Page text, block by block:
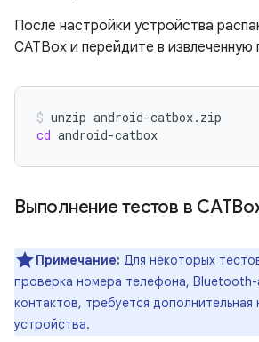
После настройки устройства
CATBox и перейдите в извлеченную
unzip
cd android-catbox
Выполнение тестов в
Примечание: Для некоторых
проверка номера телефона, Bluetooth-
контактов, требуется дополнительная
устройства.